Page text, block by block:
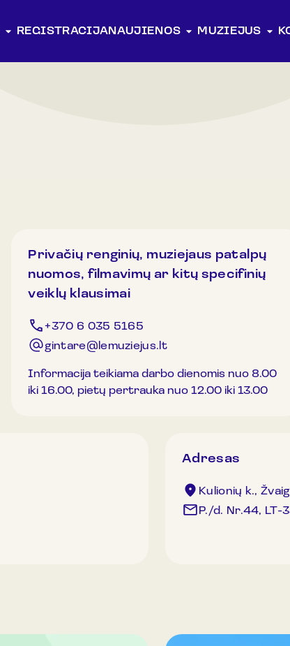
REGISTRACIJANAUJIENOS MUZIEJUS
Privačių renginių, muziejaus patalpų
nuomos, filmavimų ar kitų specifinių
veiklų klausimai
+370 6 035 5165
gintare@lemuziejus.lt
Informacija teikiama darbo dienomis nuo 8.00
iki 16.00, pietų pertrauka nuo 12.00 iki 13.00
Adresas
Kulionių k.,
P./d. Nr.44, LT-